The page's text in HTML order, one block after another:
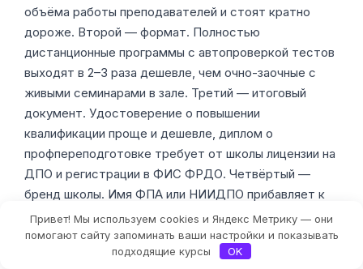
объёма работы преподавателей и стоят кратно
дороже. Второй — формат. Полностью
дистанционные программы с автопроверкой тестов
выходят в 2–3 раза дешевле, чем очно-заочные с
живыми семинарами в зале. Третий — итоговый
документ. Удостоверение о повышении
квалификации проще и дешевле, диплом о
профпереподготовке требует от школы лицензии на
ДПО и регистрации в ФИС ФРДО. Четвёртый —
бренд школы. Имя ФПА или НИИДПО прибавляет к
цене 20–40%, потому что эти документы
работодатели в фитнес-сетях знают.
Привет! Мы используем cookies и Яндекс Метрику — они
помогают сайту запоминать ваши настройки и показывать
подходящие курсы
OK
Фильтры